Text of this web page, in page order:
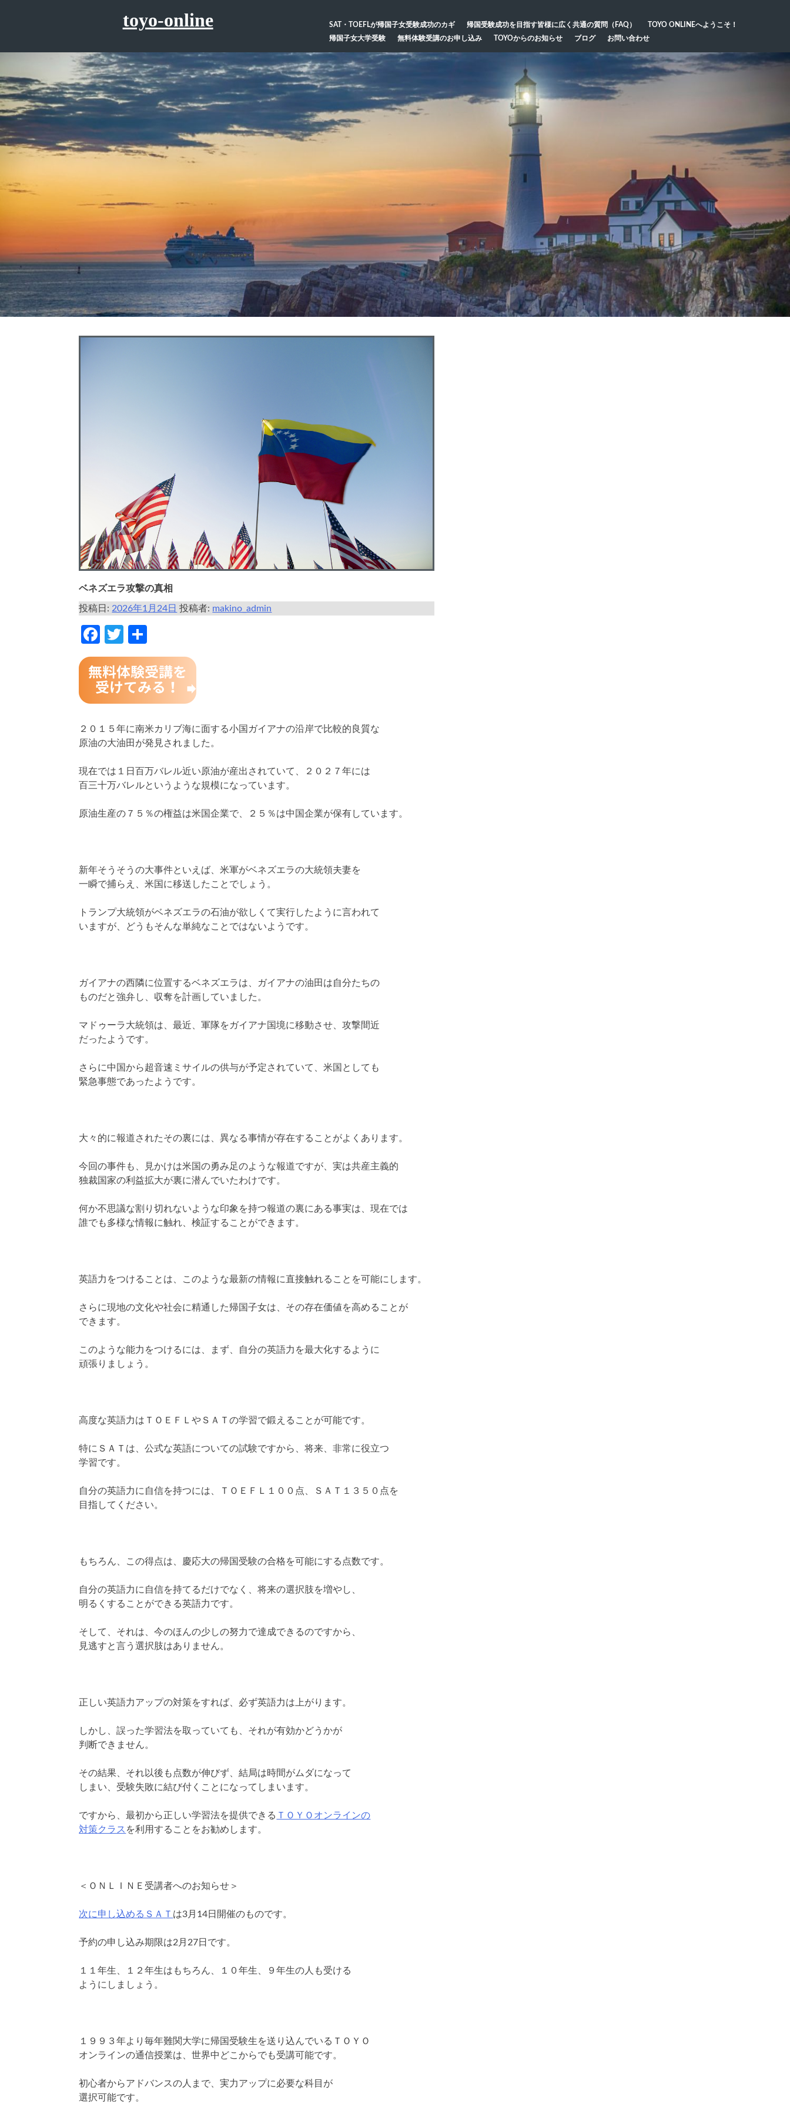
へ
ス
キ
ッ
プ
toyo-online SAT・TOEFLが帰国子女受験成功のカギ 帰国受験成功を目指す皆様に広く共通の質問（FAQ）
TOYO ONLINEへようこそ！
帰国子女大学受験
無料体験受講のお申し込み TOYOからのお知らせ ブログ お問い合わせ
ベネズエラ攻撃の真相
投稿日:2026年1月24日 投稿者: makino_admin
Facebook
Twitter
有
２０１５年に南米カリブ海に面する小国ガイアナの沿岸で比較的良質な
原油の大油田が発見されました。
現在では１日百万バレル近い原油が産出されていて、２０２７年には
百三十万バレルというような規模になっています。
原油生産の７５％の権益は米国企業で、２５％は中国企業が保有しています。
新年そうそうの大事件といえば、米軍がベネズエラの大統領夫妻を
一瞬で捕らえ、米国に移送したことでしょう。
トランプ大統領がベネズエラの石油が欲しくて実行したように言われて
いますが、どうもそんな単純なことではないようです。
ガイアナの西隣に位置するベネズエラは、ガイアナの油田は自分たちの
ものだと強弁し、収奪を計画していました。
マドゥーラ大統領は、最近、軍隊をガイアナ国境に移動させ、攻撃間近
だったようです。
さらに中国から超音速ミサイルの供与が予定されていて、米国としても
緊急事態であったようです。
大々的に報道されたその裏には、異なる事情が存在することがよくあります。
今回の事件も、見かけは米国の勇み足のような報道ですが、実は共産主義的
独裁国家の利益拡大が裏に潜んでいたわけです。
何か不思議な割り切れないような印象を持つ報道の裏にある事実は、現在では
誰でも多様な情報に触れ、検証することができます。
英語力をつけることは、このような最新の情報に直接触れることを可能にします。
さらに現地の文化や社会に精通した帰国子女は、その存在価値を高めることが
できます。
このような能力をつけるには、まず、自分の英語力を最大化するように
頑張りましょう。
高度な英語力はＴＯＥＦＬやＳＡＴの学習で鍛えることが可能です。
特にＳＡＴは、公式な英語についての試験ですから、将来、非常に役立つ
学習です。
自分の英語力に自信を持つには、ＴＯＥＦＬ１００点、ＳＡＴ１３５０点を
目指してください。
もちろん、この得点は、慶応大の帰国受験の合格を可能にする点数です。
自分の英語力に自信を持てるだけでなく、将来の選択肢を増やし、
明るくすることができる英語力です。
そして、それは、今のほんの少しの努力で達成できるのですから、
見逃すと言う選択肢はありません。
正しい英語力アップの対策をすれば、必ず英語力は上がります。
しかし、誤った学習法を取っていても、それが有効かどうかが
判断できません。
その結果、それ以後も点数が伸びず、結局は時間がムダになって
しまい、受験失敗に結び付くことになってしまいます。
ですから、最初から正しい学習法を提供できる ＴＯＹＯオンラインの
対策クラス を利用することをお勧めします。
＜ＯＮＬＩＮＥ受講者へのお知らせ＞
次に申し込めるＳＡＴ は3月14日開催のものです。
予約の申し込み期限は2月27日です。
１１年生、１２年生はもちろん、１０年生、９年生の人も受ける
ようにしましょう。
１９９３年より毎年難関大学に帰国受験生を送り込んでいるＴＯＹＯ
オンラインの通信授業は、世界中どこからでも受講可能です。
初心者からアドバンスの人まで、実力アップに必要な科目が
選択可能です。